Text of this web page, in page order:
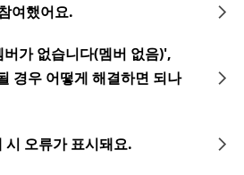
여했어요.
가 없습니다(멤버 없음)',
우 어떻게 해결하면 되나
오류가 표시돼요.